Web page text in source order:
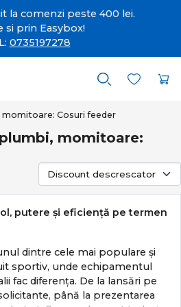
la comenzi peste 400 lei.
si prin Easybox!
0735197278
Cosuri feeder
momitoare:
putere și eficiență pe termen
dintre cele mai populare și
sportiv, unde echipamentul
fac diferența. De la lansări pe
până la prezentarea